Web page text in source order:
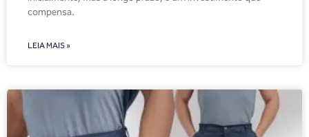
compensa.
LEIA MAIS »